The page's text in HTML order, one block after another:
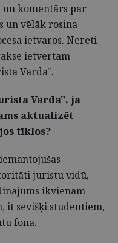
un komentārs par
un vēlāk rosina
ietvaros. Nereti
ietvertām
Vārdā".
Vārdā", ja
aktualizēt
tīklos?
juristu vidū,
ikvienam
it sevišķi studentiem,
fona.